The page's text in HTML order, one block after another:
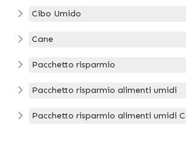
Cibo Umido
Cane
Pacchetto risparmio
Pacchetto risparmio alimenti umidi
Pacchetto risparmio alimenti umidi